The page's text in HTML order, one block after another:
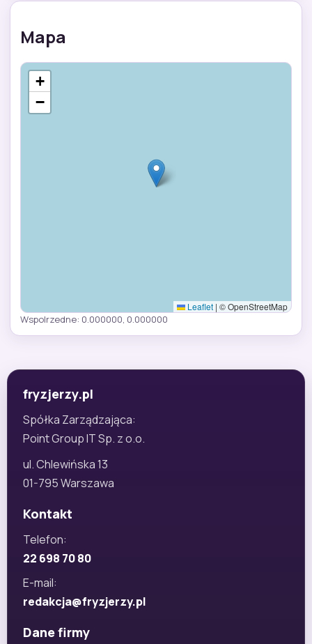
Mapa
+
−
Leaflet | © OpenStreetMap
Wspolrzedne: 0.000000, 0.000000
fryzjerzy.pl
Spółka Zarządzająca:
Point Group IT Sp. z o.o.
ul. Chlewińska 13
01-795 Warszawa
Kontakt
Telefon:
22 698 70 80
E-mail:
redakcja@fryzjerzy.pl
Dane firmy